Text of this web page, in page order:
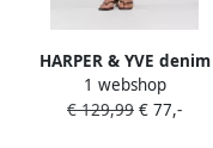
HARPER & YVE denim
regular waist short met
dierenprint bruin
1 webshop
€ 129,99 € 77,-